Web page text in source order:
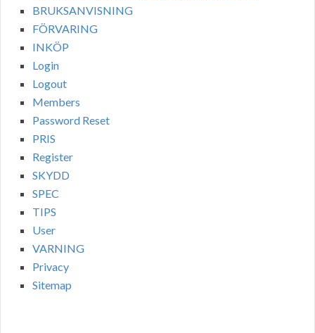
BRUKSANVISNING
FÖRVARING
INKÖP
Login
Logout
Members
Password Reset
PRIS
Register
SKYDD
SPEC
TIPS
User
VARNING
Privacy
Sitemap